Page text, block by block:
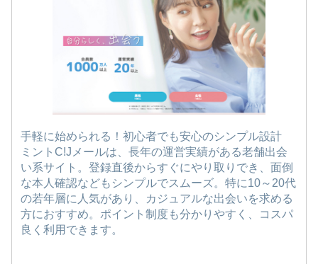
手軽に始められる！初心者でも安心のシンプル設計
ミントC!Jメールは、長年の運営実績がある老舗出会
い系サイト。登録直後からすぐにやり取りでき、面倒
な本人確認などもシンプルでスムーズ。特に10～20代
の若年層に人気があり、カジュアルな出会いを求める
方におすすめ。ポイント制度も分かりやすく、コスパ
良く利用できます。